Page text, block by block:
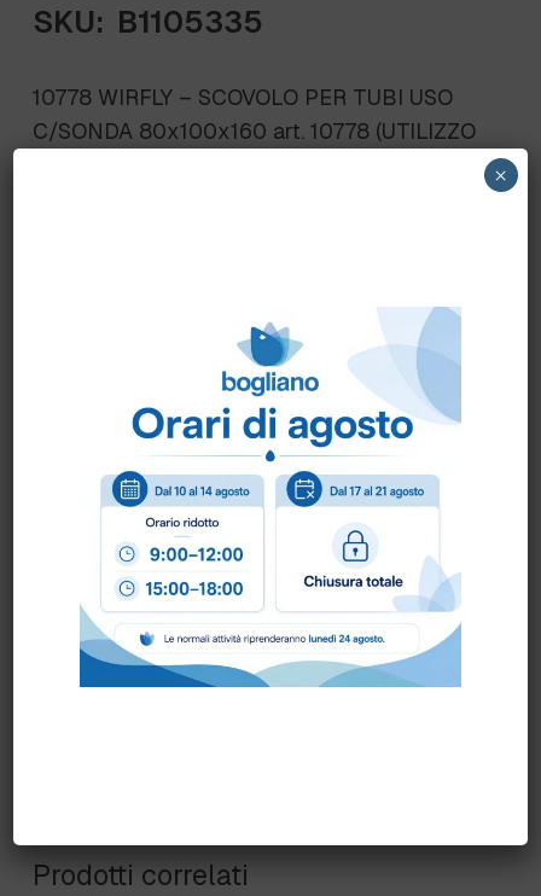
SKU: B1105335
10778 WIRFLY – SCOVOLO PER TUBI USO
C/SONDA 80x100x160 art. 10778 (UTILIZZO
Come ordinare?
Puoi ordinare chiamando al 0172 478161oppure
info@bogliano.it
Per ogni informazione siamo a disposizione.
COLORE:BIANCO,BLU GENERICA GIALLO
,VERDE
Prodotti correlati
×